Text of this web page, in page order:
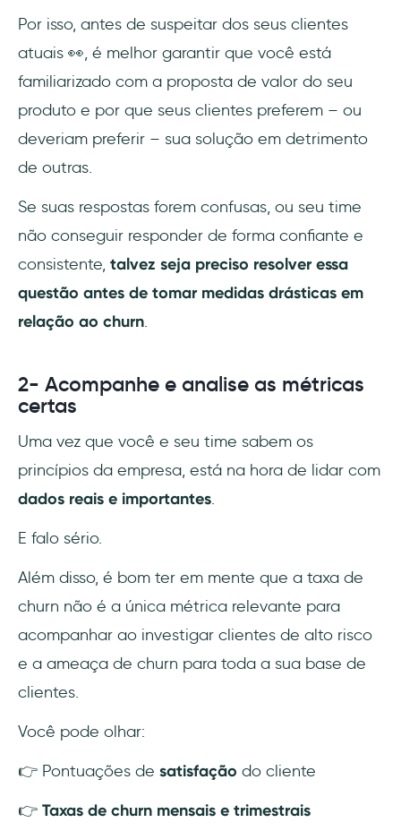
Por isso, antes de suspeitar dos seus clientes
atuais 👀, é melhor garantir que você está
familiarizado com a proposta de valor do seu
produto e por que seus clientes preferem – ou
deveriam preferir – sua solução em detrimento
de outras.
Se suas respostas forem confusas, ou seu time
não conseguir responder de forma confiante e
consistente, talvez seja preciso resolver essa
questão antes de tomar medidas drásticas em
relação ao churn.
2- Acompanhe e analise as métricas
certas
Uma vez que você e seu time sabem os
princípios da empresa, está na hora de lidar com
dados reais e importantes.
E falo sério.
Além disso, é bom ter em mente que a taxa de
churn não é a única métrica relevante para
acompanhar ao investigar clientes de alto risco
e a ameaça de churn para toda a sua base de
clientes.
Você pode olhar:
👉 Pontuações de satisfação do cliente
👉 Taxas de churn mensais e trimestrais